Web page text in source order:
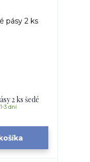
2 ks šedé
3 dní